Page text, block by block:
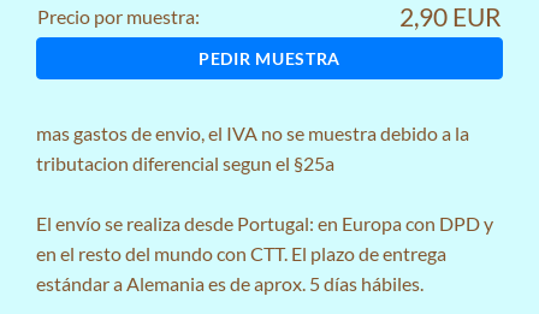
Precio por muestra: 2,90 EUR
PEDIR MUESTRA
masgastos de envio, el IVA no se muestra debido a la
tributacion diferencial segun el §25a
El envío se realiza desde Portugal: en Europa con DPD y
en el resto del mundo con CTT. El plazo de entrega
estándar a Alemania es de aprox. 5 días hábiles.